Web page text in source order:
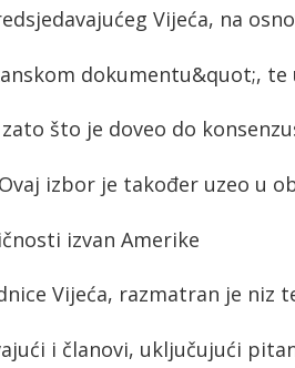
Vijeća, na
dokumentu&quot;, te
što je doveo do
izbor je također uzeo u
izvan Amerike
Vijeća, razmatran je niz
i članovi, uključujući